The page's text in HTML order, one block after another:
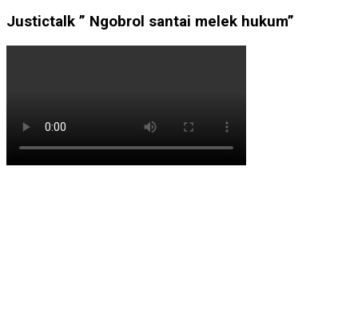
Justictalk ” Ngobrol santai melek hukum”